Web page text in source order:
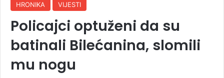
HRONIKA VIJESTI
Policajci optuženi da su
batinali Bilećanina, slomili
mu nogu